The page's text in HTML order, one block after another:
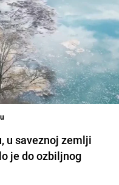
u saveznoj zemlji
je do ozbiljnog